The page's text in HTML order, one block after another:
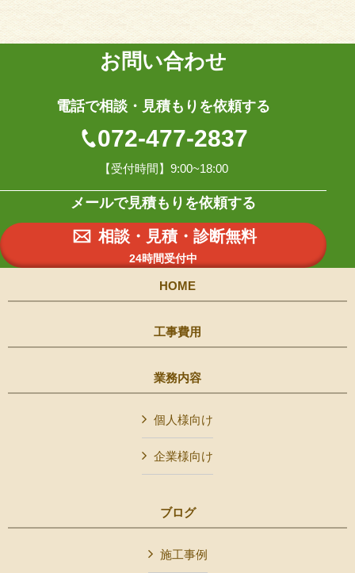
お問い合わせ
電話で相談・見積もりを依頼する
072-477-2837
【受付時間】9:00~18:00
メールで見積もりを依頼する
相談・見積・診断無料
24時間受付中
HOME
工事費用
業務内容
個人様向け
企業様向け
ブログ
施工事例